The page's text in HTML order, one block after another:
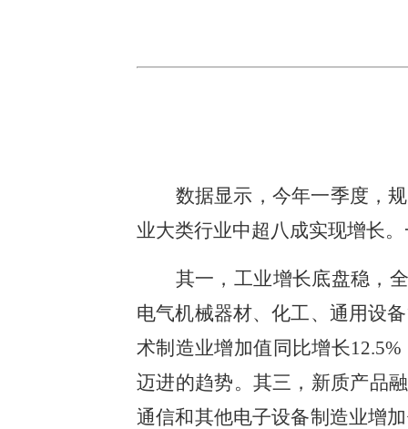
数据显示，今年一季度，
业大类行业中超八成实现增长
其一，工业增长底盘稳，
电气机械器材、化工、通用设
术制造业增加值同比增长
迈进的趋势。其三，新质产品
通信和其他电子设备制造业增